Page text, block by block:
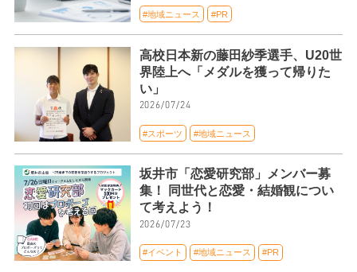
#地域ニュース #PR
高校日本新の藤田紗季選手、U20世
界陸上へ「メダルを獲って帰りた
い」
2026/07/24
#スポーツ #地域ニュース
坂井市「恋愛研究部」メンバー募
集！ 同世代と恋愛・結婚観につい
て考えよう！
2026/07/23
#イベント #地域ニュース #PR